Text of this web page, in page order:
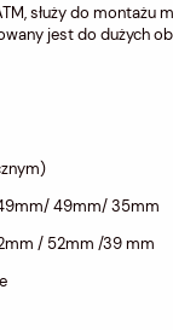
służy do montażu
jest do dużych
49mm/ 35mm
/ 52mm /39 mm